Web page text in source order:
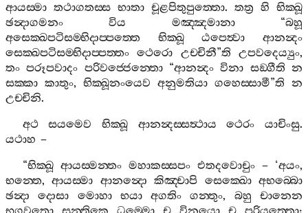
ආයස‍්මා තථාගතස‍්ස භාතා චූළපිතුපුත‍්තො. තත්‍ර හි භික‍්ඛූ
ඡන්‍දාගමනං
විය මඤ‍්ඤමානා“බහූ
අසෙක‍්ඛපටිසම‍්භිදාප‍්පත‍්තෙ
භික‍්ඛූ ඨපෙත්‍වා
ආනන්‍දං
සෙක‍්ඛපටිසම‍්භිදාප‍්පත‍්තං ථෙරො උච‍්චිනී”ති උපවදෙය්‍යුං,
තං පරූපවාදං පරිවජ‍්ජෙන‍්තො“ආනන්‍දං විනා සඞ‍්ගීති න
සක‍්කා කාතුං, භික‍්ඛූනංයෙව අනුමතියා ගහෙස‍්සාමී”ති න
උච‍්චිනි.
අථ
සයමෙව භික‍්ඛූ ආනන්‍දස‍්සත්‍ථාය ථෙරං යාචිංසු.
යථාහ –
“භික‍්ඛූ ආයස‍්මන‍්තං මහාකස‍්සපං එතදවොචුං– ‘අයං,
භන‍්තෙ,ආයස‍්මා ආනන්‍දො කිඤ‍්චාපි සෙක‍්ඛො අභබ‍්බො
ඡන්‍දා
දොසා මොහා භයා අගතිං ගන‍්තුං, බහු
චානෙන